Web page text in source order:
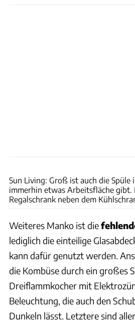
Sun Living: Groß ist auch die Spüle
immerhin etwas Arbeitsfläche gibt.
Regalschrank neben dem
Weiteres Manko ist die
lediglich die einteilige
kann dafür genutzt werden.
die Kombüse durch ein großes
Dreiflammkocher mit
Beleuchtung, die auch den
Dunkeln lässt. Letztere sind